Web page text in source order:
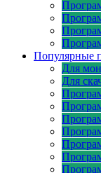
Популярные
Для
Для